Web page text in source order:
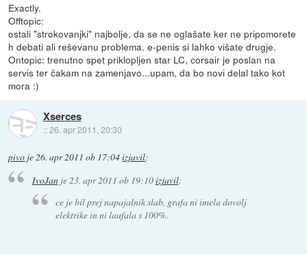
Exactly.
Offtopic:
ostali "strokovanjki" najbolje, da se ne oglašate ker ne pripomorete
h debati ali reševanu problema. e-penis si lahko višate drugje.
Ontopic: trenutno spet priklopljen star LC, corsair je poslan na
servis ter čakam na zamenjavo...upam, da bo novi delal tako kot
mora :)
Xserces
::26. apr 2011, 20:30
pivo je26. apr 2011 ob 17:04izjavil:
IvoJanje 23. apr 2011 ob 19:10izjavil:
ce je bil prej napajalnik slab, grafa ni imela dovolj
elektrike in ni laufala s 100%.